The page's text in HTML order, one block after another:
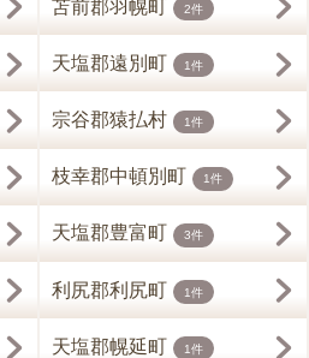
苫前郡羽幌町 2件
天塩郡遠別町 1件
宗谷郡猿払村 1件
枝幸郡中頓別町 1件
天塩郡豊富町 3件
利尻郡利尻町 1件
天塩郡幌延町 1件